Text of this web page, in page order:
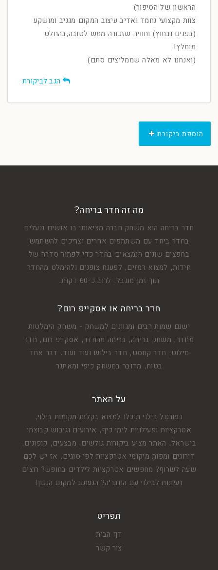
הראשון של הסיפור)
צוות מקצועי נחמד ואדיב עיצוב המקום מגניב ומושקע
(בפנים ובחוץ) וחוויה שזכורה ממש לטובה,בהחלט
מומלץ!
(ואנחנו לא מאלה שממליצים סתם)
הגב לביקורת
הוספת ביקורת
מה זה חדר בריחה?
חדר בריחה הוא משחק חברה מציאותי בו אנשים ננעלים
בחדר ביחד עם משתתפים אחרים וצריכים להשתמש
בחפצים שונים הנמצאים בחדר כדי לפתור סדרה של
חידות, למצוא רמזים, לפענח צופנים ולהימלט מהחדר
תוך זמן מוגבל, לרוב כ-60 דקות.
חדר בריחה או אסקייפ רום?
ישנם שמות רבים ומגוונים למשחק - משחק הימלטות
מחדר, משחק בריחה, בריחה מהחדר, אסקייפ רום, חדר
מילוט, חדר קווסט, חדר בילוש ועוד ועוד. דבר אחד
בטוח, מדובר במשחק כיפי ומאתגר
על האתר
בפורטל בילוי תוכלו למצוא בקלות מקומות בילוי,
אטרקציות ופעילויות לימי כיף, אירועים וגיבוש קבוצתי
בישראל. האתר מציע ביקורות גולשים, מבצעים, קופונים,
דירוגים ומפות מיקומי אטרקציות לפי סוגים. אז יש לכם
שעה לשרוף? מחפשים אטרקציות לילדים בחופש? רוצים
רעיונות לבילוי עם החבר'ה? הגעתם למקום הנכון!
תפריט
דף הבית
צור קשר